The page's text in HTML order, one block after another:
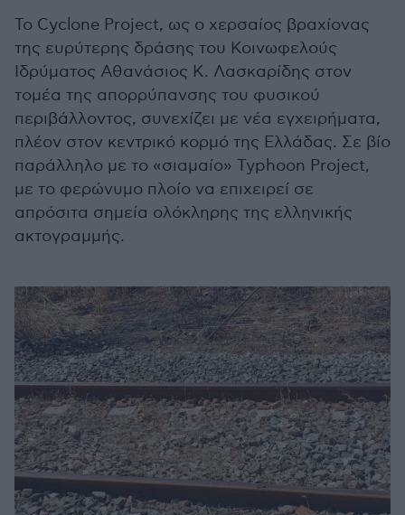
Το Cyclone Project, ως ο χερσαίος βραχίονας
της ευρύτερης δράσης του Κοινωφελούς
Ιδρύματος Αθανάσιος Κ. Λασκαρίδης στον
τομέα της απορρύπανσης του φυσικού
περιβάλλοντος, συνεχίζει με νέα εγχειρήματα,
πλέον στον κεντρικό κορμό της Ελλάδας. Σε βίο
παράλληλο με το «σιαμαίο» Typhoon Project,
με το φερώνυμο πλοίο να επιχειρεί σε
απρόσιτα σημεία ολόκληρης της ελληνικής
ακτογραμμής.